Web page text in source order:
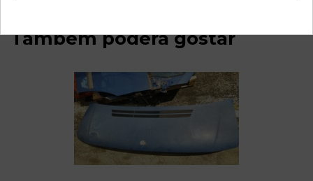
Também poderá gostar